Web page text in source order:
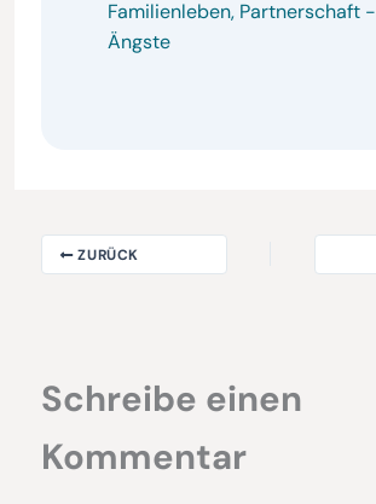
Familienleben, Partnerschaft-
Ängste
ZURÜCK
Schreibe einen
Kommentar